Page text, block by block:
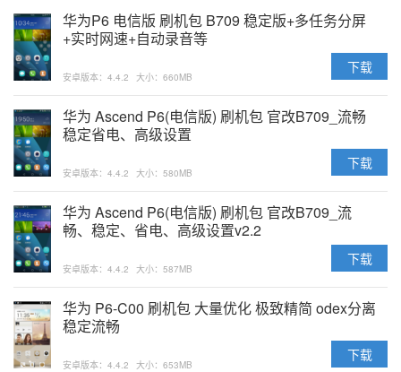
华为P6 电信版 刷机包 B709 稳定版+多任务分屏
+实时网速+自动录音等
安卓版本：4.4.2 大小：660MB
下载
华为 Ascend P6(电信版) 刷机包 官改B709_流畅
稳定省电、高级设置
安卓版本：4.4.2 大小：580MB
下载
华为 Ascend P6(电信版) 刷机包 官改B709_流
畅、稳定、省电、高级设置v2.2
安卓版本：4.4.2 大小：587MB
下载
华为 P6-C00 刷机包 大量优化 极致精简 odex分离
稳定流畅
安卓版本：4.4.2 大小：653MB
下载